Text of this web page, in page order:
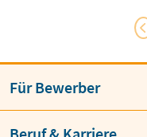
Für Bewerber